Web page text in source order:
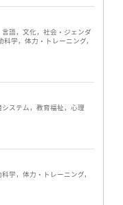
語，文化，社会・ジェンダ
学，体力・トレーニング，
ステム，教育福祉，心理
学，体力・トレーニング，